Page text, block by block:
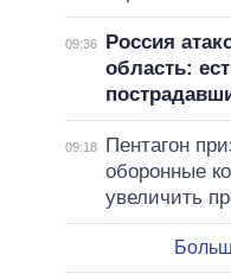
09:36
Россия
область:
09:18
Пентагон
оборонные
увеличить